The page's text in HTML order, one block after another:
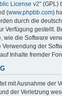
License v2“ (GPL)
(www.phpbb.com)
durch die
Verfügung gestellt.
wie die Software
der
Inhalte fremder
mit Ausnahme der
der Verletzung